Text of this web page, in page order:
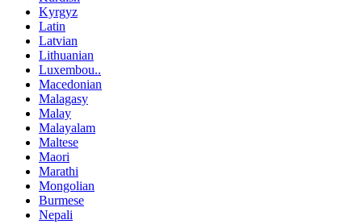
Kyrgyz
Latin
Latvian
Lithuanian
Luxembou..
Macedonian
Malagasy
Malay
Malayalam
Maltese
Maori
Marathi
Mongolian
Burmese
Nepali